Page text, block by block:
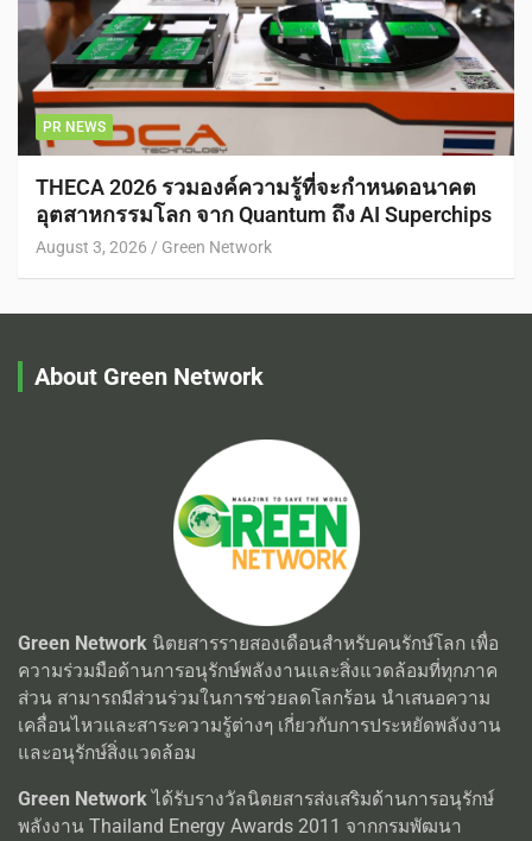
PR NEWS
THECA 2026 รวมองค์ความรู้ที่จะกำหนดอนาคต
อุตสาหกรรมโลก จาก Quantum ถึง AI Superchips
August 3, 2026 Green Network
About Green Network
Green Network นิตยสารรายสองเดือนสำหรับคนรักษ์โลก เพื่อ
ความร่วมมือด้านการอนุรักษ์พลังงานและสิ่งแวดล้อมที่ทุกภาค
ส่วน สามารถมีส่วนร่วมในการช่วยลดโลกร้อน นำเสนอความ
เคลื่อนไหวและสาระความรู้ต่างๆ เกี่ยวกับการประหยัดพลังงาน
และอนุรักษ์สิ่งแวดล้อม
Green Networkได้รับรางวัลนิตยสารส่งเสริมด้านการอนุรักษ์
พลังงาน Thailand Energy Awards 2011 จากกรมพัฒนา